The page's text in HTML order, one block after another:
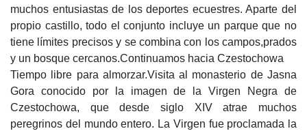
muchos entusiastas de los deportes ecuestres. Aparte del
propio castillo, todo el conjunto incluye un parque que no
tiene límites precisos y se combina con los campos,prados
y un bosque cercanos.Continuamos hacia Czestochowa
Tiempo libre para almorzar.Visita al monasterio de Jasna
Gora conocido por la imagen de la Virgen Negra de
Czestochowa, que desde siglo XIV atrae muchos
peregrinos del mundo entero. La Virgen fue proclamada la